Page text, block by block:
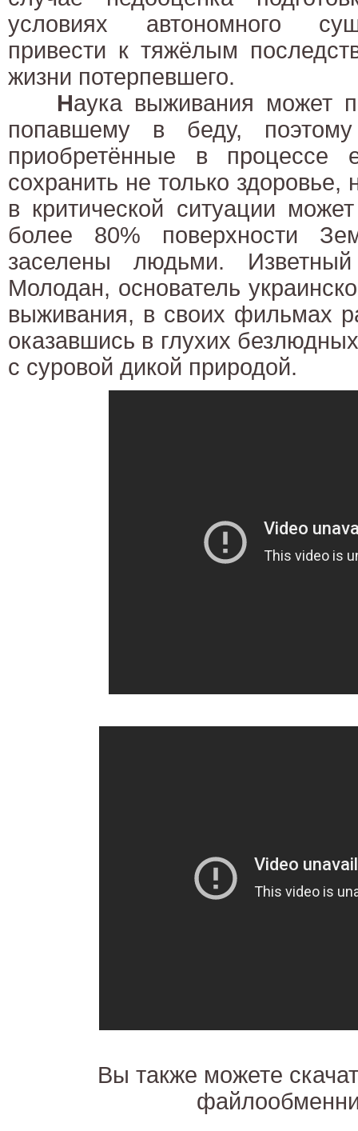
условиях автономного
привести к тяжёлым
жизни потерпевшего.
Наука выживания может
попавшему в беду,
приобретённые в процессе
сохранить не только здоровье,
в критической ситуации
более 80% поверхности
заселены людьми.
Молодан, основатель
выживания, в своих фильмах
оказавшись в глухих
с суровой дикой природой.
Вы также можете